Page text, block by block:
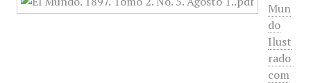
Mun
do
Ilust
rado
com